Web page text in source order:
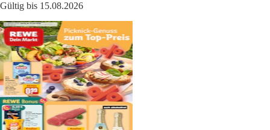
Gültig bis 15.08.2026